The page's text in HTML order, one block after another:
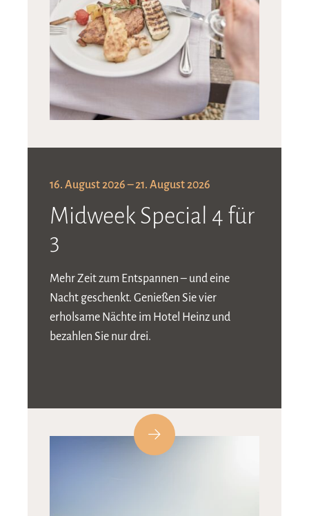
16. August 2026 – 21. August 2026
Midweek Special 4 für
3
Mehr Zeit zum Entspannen – und eine
Nacht geschenkt. Genießen Sie vier
erholsame Nächte im Hotel Heinz und
bezahlen Sie nur drei.